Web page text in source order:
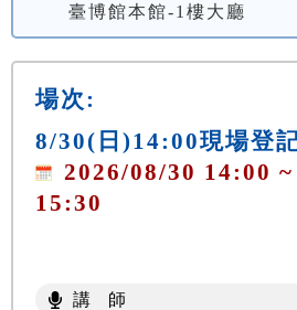
臺博館本館-1樓大廳
場次:
8/30(日)14:00現場登
2026/08/30 14:00
15:30
講 師